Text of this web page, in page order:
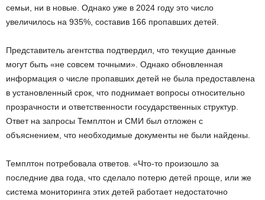
семьи, ни в новые. Однако уже в 2024 году это число
увеличилось на 935%, составив 166 пропавших детей.
Представитель агентства подтвердил, что текущие данные
могут быть «не совсем точными». Однако обновленная
информация о числе пропавших детей не была предоставлена
в установленный срок, что поднимает вопросы относительно
прозрачности и ответственности государственных структур.
Ответ на запросы Темплтон и СМИ был отложен с
объяснением, что необходимые документы не были найдены.
Темплтон потребовала ответов. «Что-то произошло за
последние два года, что сделало потерю детей проще, или же
система мониторинга этих детей работает недостаточно